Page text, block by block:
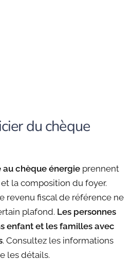
du chèque
au chèque énergie prennent
la composition du foyer.
revenu fiscal de référence ne
plafond. Les personnes
enfant et les familles avec
. Consultez les informations
les détails.